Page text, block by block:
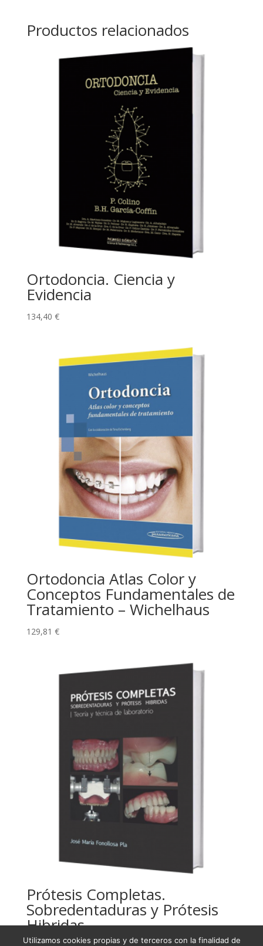
Productos relacionados
Ortodoncia. Ciencia y
Evidencia
134,40 €
Ortodoncia Atlas Color y
Conceptos Fundamentales de
Tratamiento – Wichelhaus
129,81 €
Prótesis Completas.
Sobredentaduras y Prótesis
Hibridas
Utilizamos cookies propias y de terceros con la finalidad de